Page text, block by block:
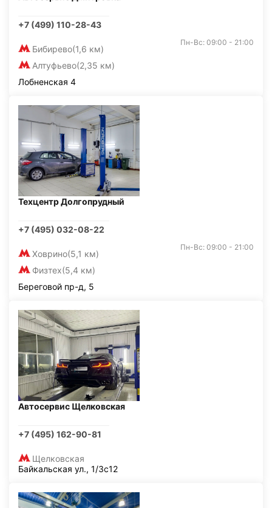
+7 (499) 110-28-43
Бибирево(1,6 км)
Алтуфьево(2,35 км)
Пн-Вс: 09:00 - 21:00
Лобненская 4
Техцентр Долгопрудный
+7 (495) 032-08-22
Ховрино(5,1 км)
Физтех(5,4 км)
Пн-Вс: 09:00 - 21:00
Береговой пр-д, 5
Автосервис Щелковская
+7 (495) 162-90-81
Щелковская
Байкальская ул., 1/3с12